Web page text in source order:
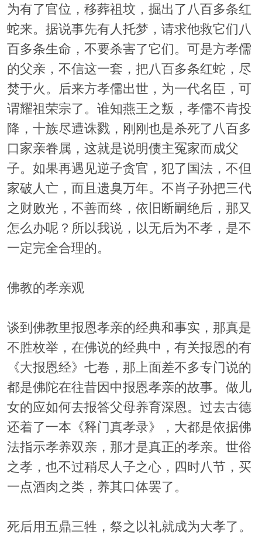
为有了官位，移葬祖坟，掘出了八百多条红
蛇来。据说事先有人托梦，请求他救它们八
百多条生命，不要杀害了它们。可是方孝儒
的父亲，不信这一套，把八百多条红蛇，尽
焚于火。后来方孝儒出世，为一代名臣，可
谓耀祖荣宗了。谁知燕王之叛，孝儒不肯投
降，十族尽遭诛戮，刚刚也是杀死了八百多
口家亲眷属，这就是说明债主冤家而成父
子。如果再遇见逆子贪官，犯了国法，不但
家破人亡，而且遗臭万年。不肖子孙把三代
之财败光，不善而终，依旧断嗣绝后，那又
怎么办呢？所以我说，以无后为不孝，是不
一定完全合理的。
佛教的孝亲观
谈到佛教里报恩孝亲的经典和事实，那真是
不胜枚举，在佛说的经典中，有关报恩的有
《大报恩经》七卷，那上面差不多专门说的
都是佛陀在往昔因中报恩孝亲的故事。做儿
女的应如何去报答父母养育深恩。过去古德
还着了一本《释门真孝录》，大都是依据佛
法指示孝养双亲，那才是真正的孝亲。世俗
之孝，也不过稍尽人子之心，四时八节，买
一点酒肉之类，养其口体罢了。
死后用五鼎三牲，祭之以礼就成为大孝了。